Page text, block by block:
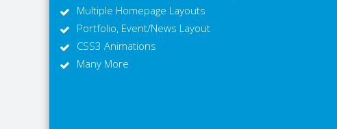
Multiple Homepage Layouts
Portfolio, Event/News Layout
CSS3 Animations
Many More